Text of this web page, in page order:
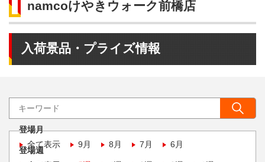
namcoけやきウォーク前橋店
入荷景品・プライズ情報
登場月
全て表示
9月 8月 7月 6月
登場週